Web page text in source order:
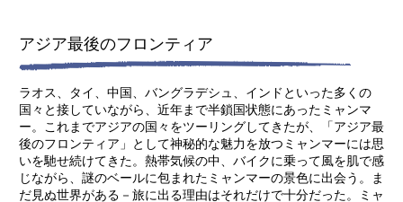
アジア最後のフロンティア
ラオス、タイ、中国、バングラデシュ、インドといった多くの
国々と接していながら、近年まで半鎖国状態にあったミャンマ
ー。これまでアジアの国々をツーリングしてきたが、「アジア最
後のフロンティア」として神秘的な魅力を放つミャンマーには思
いを馳せ続けてきた。熱帯気候の中、バイクに乗って風を肌で感
じながら、謎のベールに包まれたミャンマーの景色に出会う。ま
だ見ぬ世界がある－旅に出る理由はそれだけで十分だった。ミャ